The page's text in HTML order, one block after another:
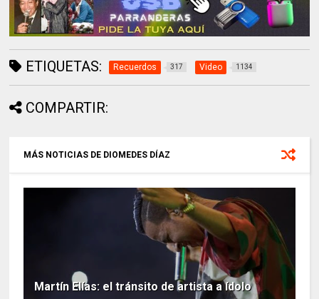
ETIQUETAS: Recuerdos 317 Video 1134
COMPARTIR:
MÁS NOTICIAS DE DIOMEDES DÍAZ
Martín Elías: el tránsito de artista a ídolo